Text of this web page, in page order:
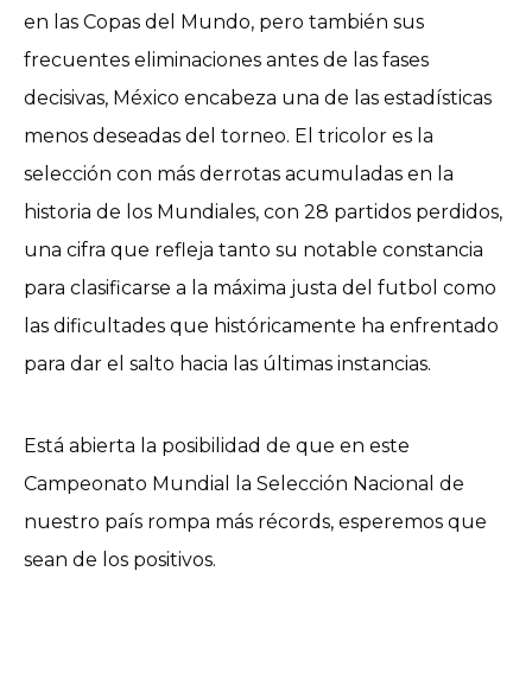
en las Copas del Mundo, pero también sus
frecuentes eliminaciones antes de las fases
decisivas, México encabeza una de las estadísticas
menos deseadas del torneo. El tricolor es la
selección con más derrotas acumuladas en la
historia de los Mundiales, con 28 partidos perdidos,
una cifra que refleja tanto su notable constancia
para clasificarse a la máxima justa del futbol como
las dificultades que históricamente ha enfrentado
para dar el salto hacia las últimas instancias.
Está abierta la posibilidad de que en este
Campeonato Mundial la Selección Nacional de
nuestro país rompa más récords, esperemos que
sean de los positivos.